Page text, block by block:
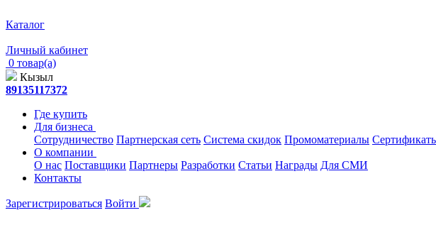
Каталог
Личный кабинет
0 товар(а)
Кызыл
89135117372
Где купить
Для бизнеса
Сотрудничество Партнерская сеть Система скидок Промоматериалы
О компании
О нас Поставщики Партнеры Разработки Статьи Награды Для СМИ
Контакты
Зарегистрироваться Войти